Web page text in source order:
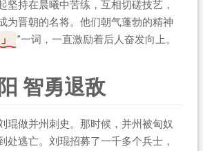
坚持在晨曦中苦练，互相切磋技艺，
为晋朝的名将。他们朝气蓬勃的精神
”一词，一直激励着后人奋发向上。
智勇退敌
琨做并州刺史。那时候，并州被匈奴
处逃亡。刘琨招募了一千多个兵士，